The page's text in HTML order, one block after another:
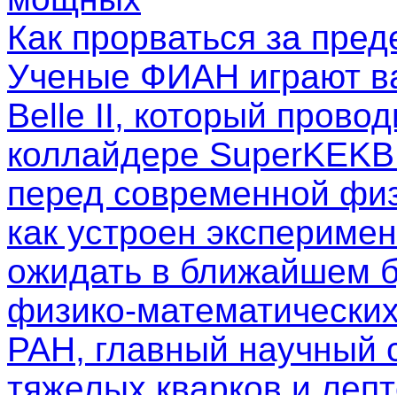
Как прорваться за
Ученые ФИАН играют
Belle II, который
коллайдере
перед современной
как устроен
ожидать в ближайшем
физико-
РАН, главный научный